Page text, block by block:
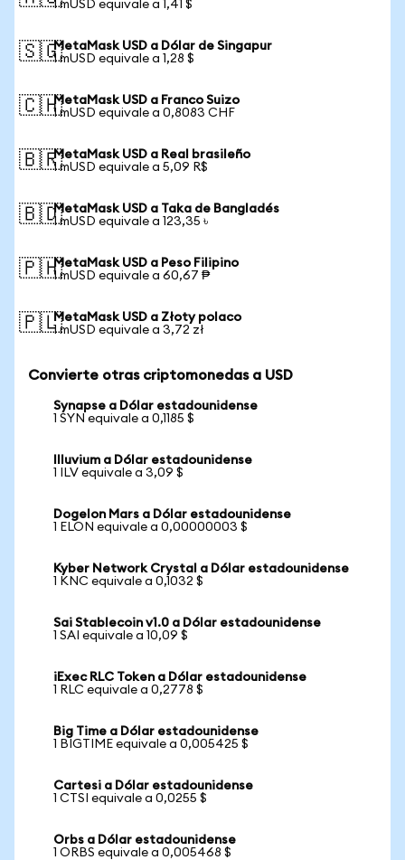
1 mUSD equivale a 1,41 $
🇸🇬MetaMask USD a Dólar de Singapur
1 mUSD equivale a 1,28 $
🇨🇭MetaMask USD a Franco Suizo
1 mUSD equivale a 0,8083 CHF
🇧🇷MetaMask USD a Real brasileño
1 mUSD equivale a 5,09 R$
🇧🇩MetaMask USD a Taka de Bangladés
1 mUSD equivale a 123,35 ৳
🇵🇭MetaMask USD a Peso Filipino
1 mUSD equivale a 60,67 ₱
🇵🇱MetaMask USD a Złoty polaco
1 mUSD equivale a 3,72 zł
Convierte otras criptomonedas a USD
Synapse a Dólar estadounidense
1 SYN equivale a 0,1185 $
Illuvium a Dólar estadounidense
1 ILV equivale a 3,09 $
Dogelon Mars a Dólar estadounidense
1 ELON equivale a 0,00000003 $
Kyber Network Crystal a Dólar estadounidense
1 KNC equivale a 0,1032 $
Sai Stablecoin v1.0 a Dólar estadounidense
1 SAI equivale a 10,09 $
iExec RLC Token a Dólar estadounidense
1 RLC equivale a 0,2778 $
Big Time a Dólar estadounidense
1 BIGTIME equivale a 0,005425 $
Cartesi a Dólar estadounidense
1 CTSI equivale a 0,0255 $
Orbs a Dólar estadounidense
1 ORBS equivale a 0,005468 $